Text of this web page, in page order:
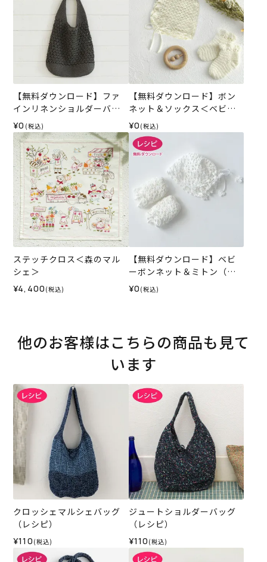
【無料ダウンロード】ファ
インリネンショルダーバッ
グ（レシピ）
¥0 (税込)
【無料ダウンロード】ボン
ネット＆ソックス＜ベビー
パレット＞（レシピ）
¥0 (税込)
ステッチクロス＜森のマル
シェ＞
¥4,400 (税込)
【無料ダウンロード】ベビ
ーボンネット＆ミトン（レ
シピ）
¥0 (税込)
他のお客様はこちらの商品も見て
います
クロッシェマルシェバッグ
（レシピ）
¥110 (税込)
ジュートショルダーバッグ
（レシピ）
¥110 (税込)